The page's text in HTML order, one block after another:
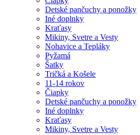
Detské pančuchy a ponožky
Iné doplnky
Kraťasy
Mikiny, Svetre a Vesty
Nohavice a Tepláky
Pyžamá
Šatky
Tričká a Košele
11-14 rokov
Čiapky
Detské pančuchy a ponožky
Iné doplnky
Kraťasy
Mikiny, Svetre a Vesty